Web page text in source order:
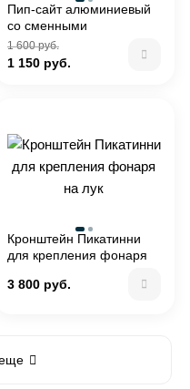
Пип-сайт алюминиевый
со сменными
апертурами (45°) черный
1 600 руб.
1 150 руб.
Кронштейн Пикатинни
для крепления фонаря
3 800 руб.
еще